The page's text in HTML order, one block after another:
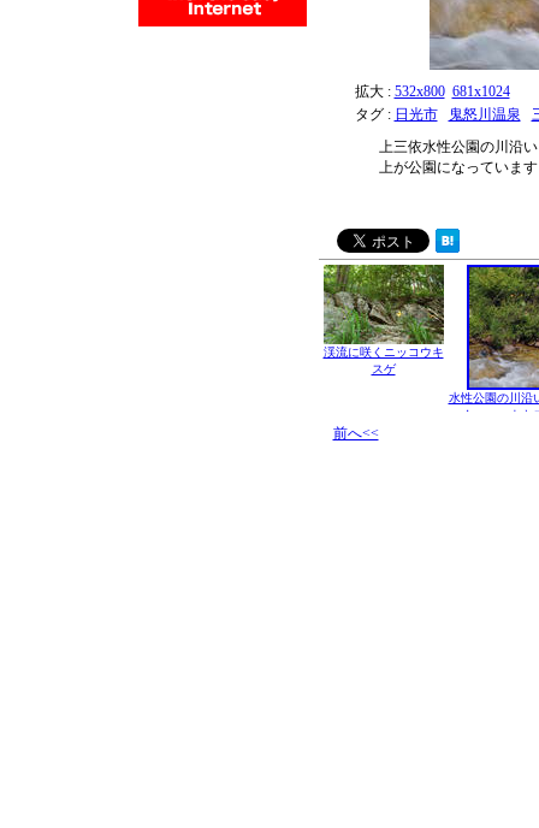
拡大 : 532x800 681x1024
タグ : 日光市 鬼怒川温泉
上三依水性公園の川沿
上が公園になっていま
渓流に咲くニッコウキ
スゲ
水性公園の川沿
くニッコウキ
前へ<<